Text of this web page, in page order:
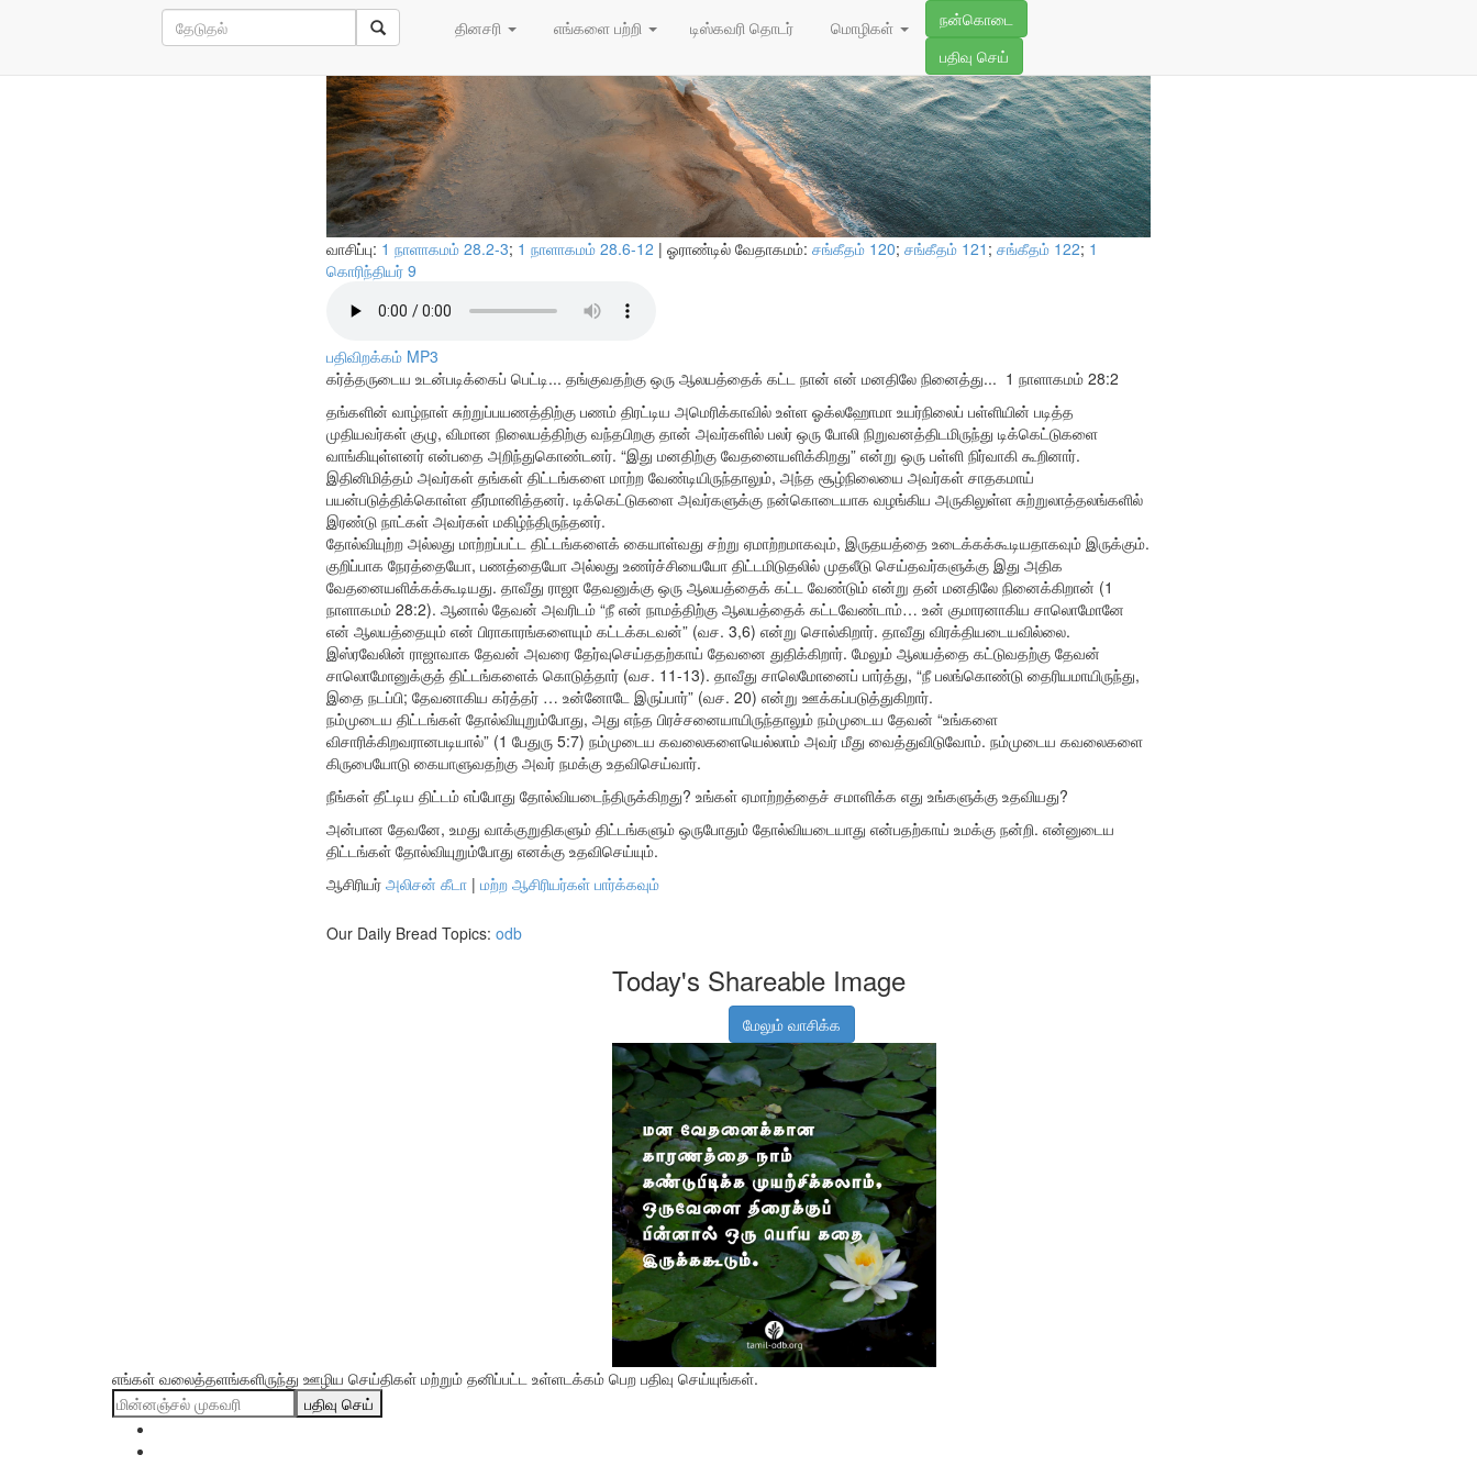
தினசரி எங்களை பற்றி டிஸ்கவரி தொடர் மொழிகள்
நன்கொடை
பதிவு செய்
ஏமாற்றத்தை சமாளித்தல்
27/08/2025
வாசிப்பு: 1 நாளாகமம் 28.2-3; 1 நாளாகமம் 28.6-12 | ஓராண்டில் வேதாகமம்: சங்கீதம் 120; சங்கீதம் 121 ; சங்கீதம் 122; 1
கொரிந்தியர் 9
பதிவிறக்கம் MP3
கர்த்தருடைய உடன்படிக்கைப் பெட்டி... தங்குவதற்கு ஒரு ஆலயத்தைக் கட்ட நான் என் மனதிலே நினைத்து... 1 நாளாகமம் 28:2
தங்களின் வாழ்நாள் சுற்றுப்பயணத்திற்கு பணம் திரட்டிய அமெரிக்காவில் உள்ள ஓக்லஹோமா உயர்நிலைப் பள்ளியின் படித்த
முதியவர்கள் குழு, விமான நிலையத்திற்கு வந்தபிறகு தான் அவர்களில் பலர் ஒரு போலி நிறுவனத்திடமிருந்து டிக்கெட்டுகளை
வாங்கியுள்ளனர் என்பதை அறிந்துகொண்டனர். “இது மனதிற்கு வேதனையளிக்கிறது” என்று ஒரு பள்ளி நிர்வாகி கூறினார்.
இதினிமித்தம் அவர்கள் தங்கள் திட்டங்களை மாற்ற வேண்டியிருந்தாலும், அந்த சூழ்நிலையை அவர்கள் சாதகமாய்
பயன்படுத்திக்கொள்ள தீர்மானித்தனர். டிக்கெட்டுகளை அவர்களுக்கு நன்கொடையாக வழங்கிய அருகிலுள்ள சுற்றுலாத்தலங்களில்
இரண்டு நாட்கள் அவர்கள் மகிழ்ந்திருந்தனர்.
தோல்வியுற்ற அல்லது மாற்றப்பட்ட திட்டங்களைக் கையாள்வது சற்று ஏமாற்றமாகவும், இருதயத்தை உடைக்கக்கூடியதாகவும் இருக்கும்.
குறிப்பாக நேரத்தையோ, பணத்தையோ அல்லது உணர்ச்சியையோ திட்டமிடுதலில் முதலீடு செய்தவர்களுக்கு இது அதிக
வேதனையளிக்கக்கூடியது. தாவீது ராஜா தேவனுக்கு ஒரு ஆலயத்தைக் கட்ட வேண்டும் என்று தன் மனதிலே நினைக்கிறான் (1
நாளாகமம் 28:2). ஆனால் தேவன் அவரிடம் “நீ என் நாமத்திற்கு ஆலயத்தைக் கட்டவேண்டாம்… உன் குமாரனாகிய சாலொமோனே
என் ஆலயத்தையும் என் பிராகாரங்களையும் கட்டக்கடவன்” (வச. 3,6) என்று சொல்கிறார். தாவீது விரக்தியடையவில்லை.
இஸ்ரவேலின் ராஜாவாக தேவன் அவரை தேர்வுசெய்ததற்காய் தேவனை துதிக்கிறார். மேலும் ஆலயத்தை கட்டுவதற்கு தேவன்
சாலொமோனுக்குத் திட்டங்களைக் கொடுத்தார் (வச. 11-13). தாவீது சாலெமோனைப் பார்த்து, “நீ பலங்கொண்டு தைரியமாயிருந்து,
இதை நடப்பி; தேவனாகிய கர்த்தர் … உன்னோடே இருப்பார்” (வச. 20) என்று ஊக்கப்படுத்துகிறார்.
நம்முடைய திட்டங்கள் தோல்வியுறும்போது, அது எந்த பிரச்சனையாயிருந்தாலும் நம்முடைய தேவன் “உங்களை
விசாரிக்கிறவரானபடியால்” (1 பேதுரு 5:7) நம்முடைய கவலைகளையெல்லாம் அவர் மீது வைத்துவிடுவோம். நம்முடைய கவலைகளை
கிருபையோடு கையாளுவதற்கு அவர் நமக்கு உதவிசெய்வார்.
நீங்கள் தீட்டிய திட்டம் எப்போது தோல்வியடைந்திருக்கிறது? உங்கள் ஏமாற்றத்தைச் சமாளிக்க எது உங்களுக்கு உதவியது?
அன்பான தேவனே, உமது வாக்குறுதிகளும் திட்டங்களும் ஒருபோதும் தோல்வியடையாது என்பதற்காய் உமக்கு நன்றி. என்னுடைய
திட்டங்கள் தோல்வியுறும்போது எனக்கு உதவிசெய்யும்.
ஆசிரியர் அலிசன் கீடா | மற்ற ஆசிரியர்கள் பார்க்கவும்
Our Daily Bread Topics: odb
Today's Shareable Image
மேலும் வாசிக்க
எங்கள் வலைத்தளங்களிருந்து ஊழிய செய்திகள் மற்றும் தனிப்பட்ட உள்ளடக்கம் பெற பதிவு செய்யுங்கள்.
பதிவு செய்